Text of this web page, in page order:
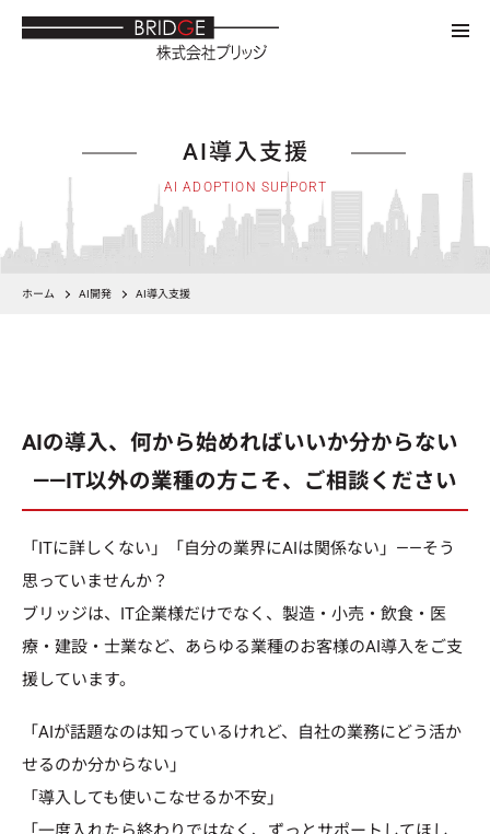
AI導入支援
AI ADOPTION SUPPORT
ホーム AI開発 AI導入支援
AIの導入、何から始めればいいか分からない
——IT以外の業種の方こそ、ご相談ください
「ITに詳しくない」「自分の業界にAIは関係ない」——そう
思っていませんか？
ブリッジは、IT企業様だけでなく、製造・小売・飲食・医
療・建設・士業など、あらゆる業種のお客様のAI導入をご支
援しています。
「AIが話題なのは知っているけれど、自社の業務にどう活か
せるのか分からない」
「導入しても使いこなせるか不安」